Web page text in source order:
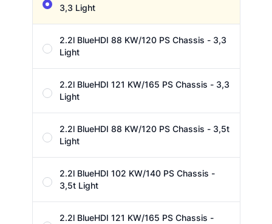
3,3 Light
2.2l BlueHDI 88 KW/120 PS Chassis - 3,3
Light
2.2l BlueHDI 121 KW/165 PS Chassis - 3,3
Light
2.2l BlueHDI 88 KW/120 PS Chassis - 3,5t
Light
2.2l BlueHDI 102 KW/140 PS Chassis -
3,5t Light
2.2l BlueHDI 121 KW/165 PS Chassis -